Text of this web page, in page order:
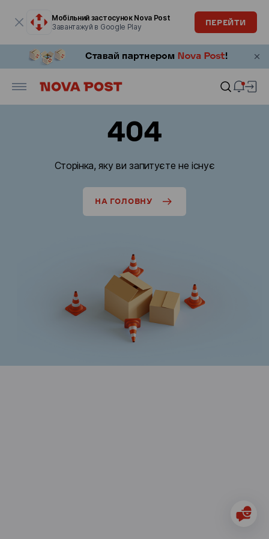
Мобільний застосунок Nova Post
Завантажуй в Google Play
ПЕРЕЙТИ
404
Сторінка, яку ви запитуєте не існує
НА ГОЛОВНУ